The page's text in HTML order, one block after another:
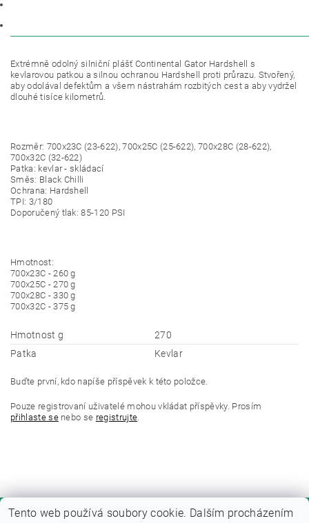
Extrémně odolný silniční plášť Continental Gator Hardshell s
kevlarovou patkou a silnou ochranou Hardshell proti průrazu. Stvořený,
aby odolával defektům a všem nástrahám rozbitých cest a aby vydržel
dlouhé tisíce kilometrů.
Rozměr: 700x23C (23-622), 700x25C (25-622), 700x28C (28-622),
700x32C (32-622)
Patka: kevlar - skládací
Směs: Black Chilli
Ochrana: Hardshell
TPI: 3/180
Doporučený tlak: 85-120 PSI
Hmotnost:
700x23C - 260 g
700x25C - 270 g
700x28C - 330 g
700x32C - 375 g
Hmotnost g
270
Patka
Kevlar
Buďte první, kdo napíše příspěvek k této položce.
Pouze registrovaní uživatelé mohou vkládat příspěvky. Prosím
přihlaste senebo se registrujte.
Tento web používá soubory cookie. Dalším procházením